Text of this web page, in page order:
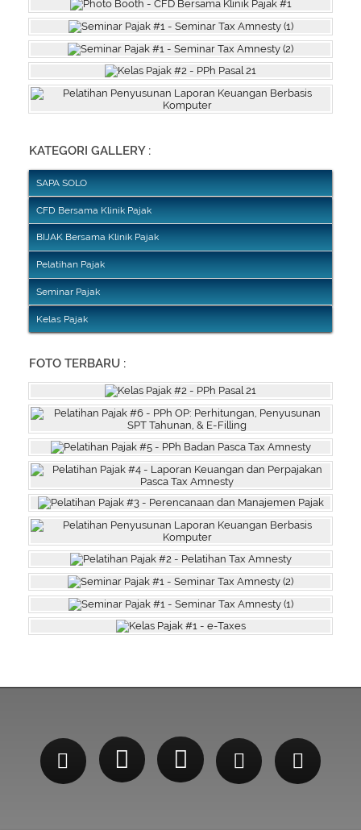
KATEGORI GALLERY :
SAPA SOLO
CFD Bersama Klinik Pajak
BIJAK Bersama Klinik Pajak
Pelatihan Pajak
Seminar Pajak
Kelas Pajak
FOTO TERBARU :